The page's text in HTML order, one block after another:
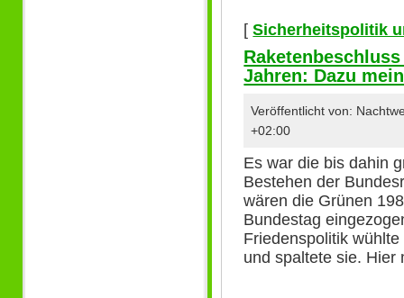
[Sicherheitspolitik
Jahren: Dazu
Veröffentlicht von:
+02:00
Es war die bis dahin
Bestehen der
wären die Grünen
Bundestag
Friedenspolitik
und spaltete sie.